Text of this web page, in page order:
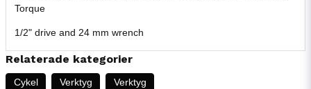
Torque
1/2" drive and 24 mm wrench
Relaterade kategorier
Cykel Verktyg Verktyg